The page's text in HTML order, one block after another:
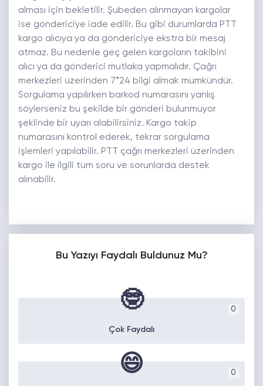
alması için bekletilir. Şubeden alınmayan kargolar
ise göndericiye iade edilir. Bu gibi durumlarda PTT
kargo alıcıya ya da göndericiye ekstra bir mesaj
atmaz. Bu nedenle geç gelen kargoların takibini
alıcı ya da gönderici mutlaka yapmalıdır. Çağrı
merkezleri üzerinden 7*24 bilgi almak mümkündür.
Sorgulama yapılırken barkod numarasını yanlış
söylerseniz bu şekilde bir gönderi bulunmuyor
şeklinde bir uyarı alabilirsiniz. Kargo takip
numarasını kontrol ederek, tekrar sorgulama
işlemleri yapılabilir. PTT çağrı merkezleri üzerinden
kargo ile ilgili tüm soru ve sorunlarda destek
alınabilir.
Bu Yazıyı Faydalı Buldunuz Mu?
0
🤓
Çok Faydalı
0
😄